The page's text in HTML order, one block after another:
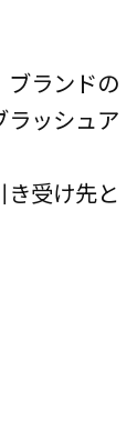
ランドの
ッシュア
受け先と